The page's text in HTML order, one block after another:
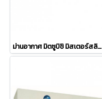
ม่านอากาศ มิตซูบิชิ มิสเตอร์สลิม Mitsubishi Electric Mr.Slim แบบลมเบา GK-2509YS2-CE 90cm สูงไม่เกิน 2 เมตร (เฉพาะเครื่อง)